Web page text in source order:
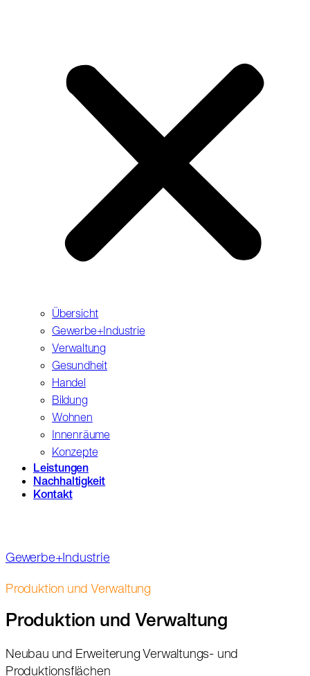
Übersicht
Gewerbe+Industrie
Verwaltung
Gesundheit
Handel
Bildung
Wohnen
Innenräume
Konzepte
Leistungen
Nachhaltigkeit
Kontakt
Gewerbe+Industrie
Produktion und Verwaltung
Produktion und Verwaltung
Neubau und Erweiterung Verwaltungs- und
Produktionsflächen